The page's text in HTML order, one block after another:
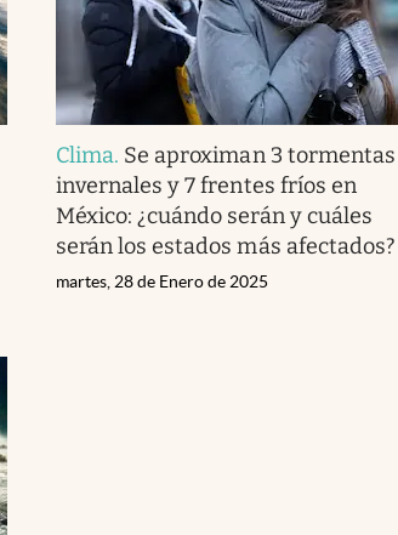
Clima. Se aproximan 3 tormentas
invernales y 7 frentes fríos en
México: ¿cuándo serán y cuáles
serán los estados más afectados?
martes, 28 de Enero de 2025